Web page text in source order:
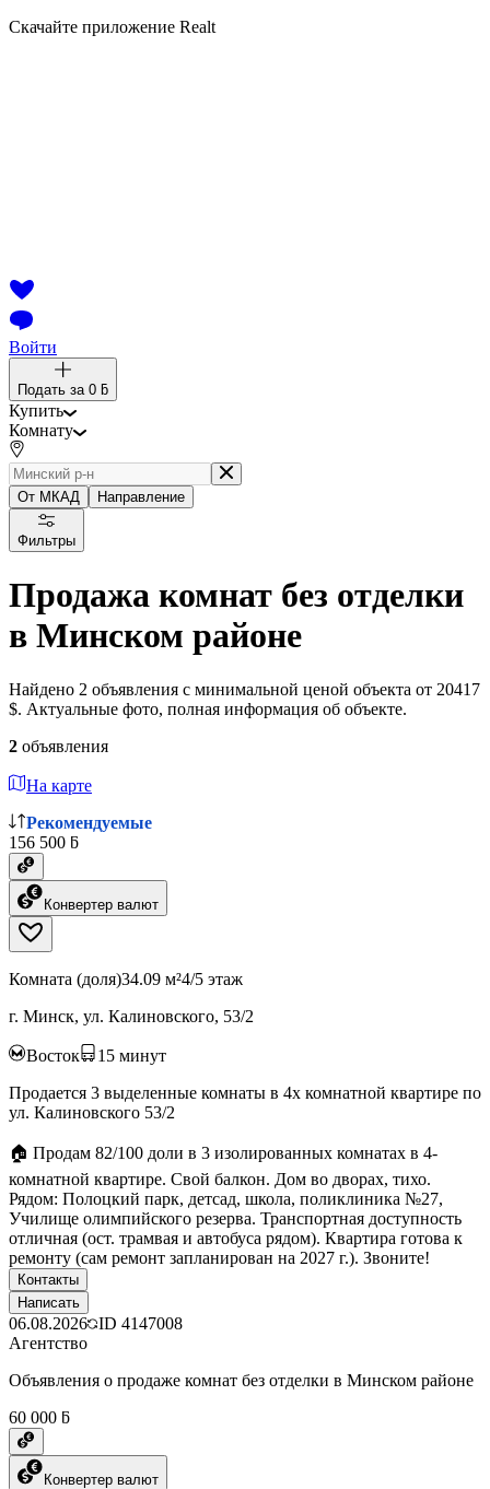
Скачайте приложение Realt
Войти
Подать за 0 ƃ
Купить
Комнату
От МКАД Направление
Фильтры
Продажа комнат без отделки
в Минском районе
Найдено 2 объявления с минимальной ценой объекта от 20417
$. Актуальные фото, полная информация об объекте.
2 объявления
На карте
Рекомендуемые
156 500 ƃ
Конвертер валют
Комната (доля)34.09 м²4/5 этаж
г. Минск, ул. Калиновского, 53/2
Восток 15 минут
Продается 3 выделенные комнаты в 4х комнатной квартире по
ул. Калиновского 53/2
🏠 Продам 82/100 доли в 3 изолированных комнатах в 4-
комнатной квартире. Свой балкон. Дом во дворах, тихо.
Рядом: Полоцкий парк, детсад, школа, поликлиника №27,
Училище олимпийского резерва. Транспортная доступность
отличная (ост. трамвая и автобуса рядом). Квартира готова к
ремонту (сам ремонт запланирован на 2027 г.). Звоните!
Контакты
Написать
06.08.2026 ID 4147008
Агентство
Объявления о продаже комнат без отделки в Минском районе
60 000 ƃ
Конвертер валют